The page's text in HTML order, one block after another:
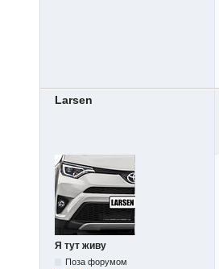
Larsen
Я тут живу
Поза форумом